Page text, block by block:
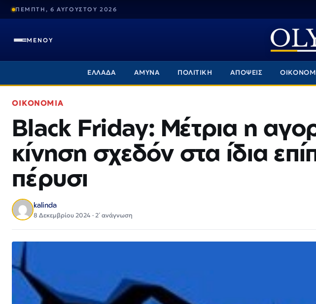
ΠΕΜΠΤΗ, 6 ΑΥΓΟΥΣΤΟΥ 2026
ΜΕΝΟΥ
ΕΛΛΑΔΑ ΑΜΥΝΑ ΠΟΛΙΤΙΚΗ ΑΠΟΨΕΙΣ
ΟΙΚΟΝΟΜΙΑ
Black Friday: Μέτρια η
κίνηση σχεδόν στα ίδια
πέρυσι
kalinda
8 Δεκεμβρίου 2024 · 2΄ ανάγνωση